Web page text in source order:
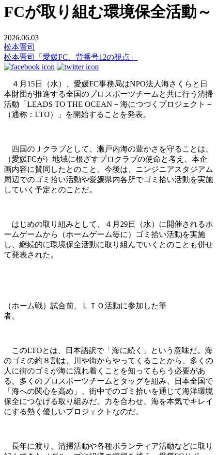
FCが取り組む環境保全活動～
2026.06.03
松本晋司
松本晋司「愛媛FC、背番号12の視点」
４月15日（水）、愛媛FC事務局はNPO法人海さくらと日
本財団が推進する全国のプロスポーツチームと共に行う清掃
活動「LEADS TO THE OCEAN－海につづくプロジェクト－
（通称：LTO）」を開始することを発表。
四国のＪクラブとして、瀬戸内海の豊かさを守ることは、
（愛媛FCが）地域に根ざすプロクラブの使命と考え、本企
画内容に賛同したとのこと。今後は、ニンジニアスタジアム
周辺でのゴミ拾い活動や愛媛県内各所でゴミ拾い活動を実施
していく予定とのことだ。
はじめの取り組みとして、４月29日（水）に開催されるホ
ームゲームから（ホームゲーム毎に）ゴミ拾い活動を実施
し、継続的に環境保全活動に取り組んでいくとのことも併せ
て発表された。
（ホーム戦）試合前、ＬＴＯ活動に参加した筆
者。
このLTOとは、日本語訳で「海に続く」という意味だ。海
のゴミの約８割は、川や街からやってくることから、多くの
人に街のゴミが海に流れ着くことを知ってもらう必要があ
る。多くのプロスポーツチームとタッグを組み、日本全国で
「海への関心を高め」、街中でのゴミ拾いを通じて海洋環境
保全につなげる取り組みだ。力を合わせ、海を本気でキレイ
にする熱く優しいプロジェクトなのだ。
長年に渡り、清掃活動や各種ボランティア活動などに取り